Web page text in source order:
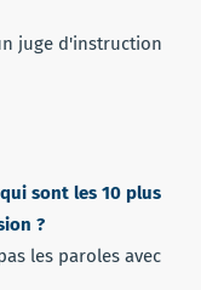
juge d'instruction
sont les 10 plus
?
les paroles avec